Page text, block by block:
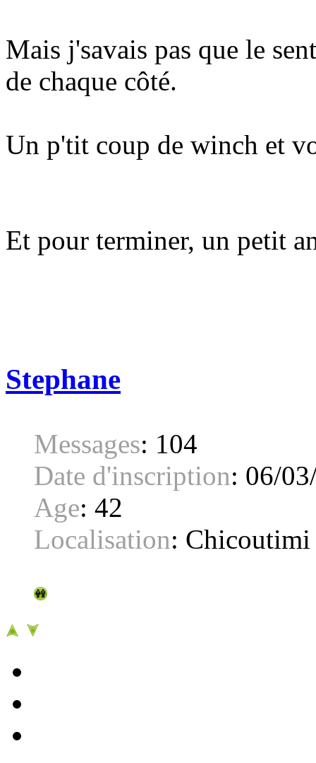
Mais j'savais pas que le
de chaque côté.
Un p'tit coup de winch et
Et pour terminer, un petit
Stephane
Messages: 104
Date d'inscription: 06/
Age: 42
Localisation: Chicoutimi